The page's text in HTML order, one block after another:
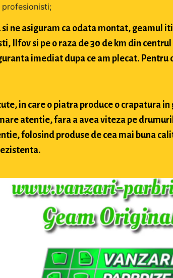
ne asiguram ca odata montat, geamul
Ilfov si pe o raza de 30 de km din
imediat dupa ce am plecat.
in care o piatra produce o crapatura
atentie, fara a avea viteza pe
folosind produse de cea mai buna